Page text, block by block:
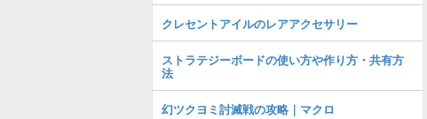
クレセントアイルのレアアクセサリー
ストラテジーボードの使い方や作り方・共有方
法
幻ツクヨミ討滅戦の攻略｜マクロ